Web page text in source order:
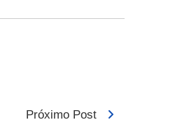
Próximo Post